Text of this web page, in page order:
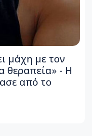
μάχη με τον
θεραπεία» - Η
από το